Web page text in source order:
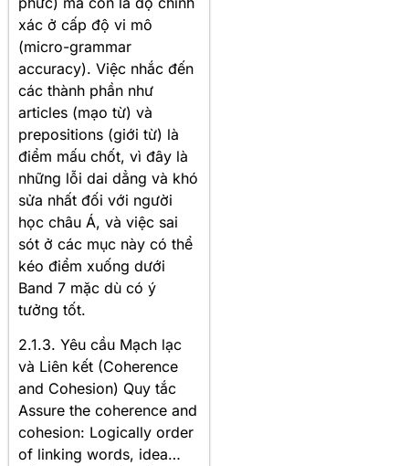
xác ở cấp độ vi mô
(micro-grammar
accuracy). Việc nhắc đến
các thành phần như
articles (mạo từ) và
prepositions (giới từ) là
điểm mấu chốt, vì đây là
những lỗi dai dẳng và khó
sửa nhất đối với người
học châu Á, và việc sai
sót ở các mục này có thể
kéo điểm xuống dưới
Band 7 mặc dù có ý
tưởng tốt.
2.1.3. Yêu cầu Mạch lạc
và Liên kết (Coherence
and Cohesion) Quy tắc
Assure the coherence and
cohesion: Logically order
of linking words, idea…